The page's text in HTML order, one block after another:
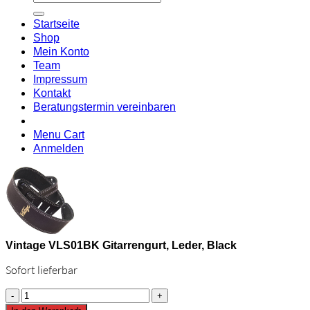
Startseite
Shop
Mein Konto
Team
Impressum
Kontakt
Beratungstermin vereinbaren
Menu Cart
Anmelden
Vintage VLS01BK Gitarrengurt, Leder, Black
Sofort lieferbar
Vintage